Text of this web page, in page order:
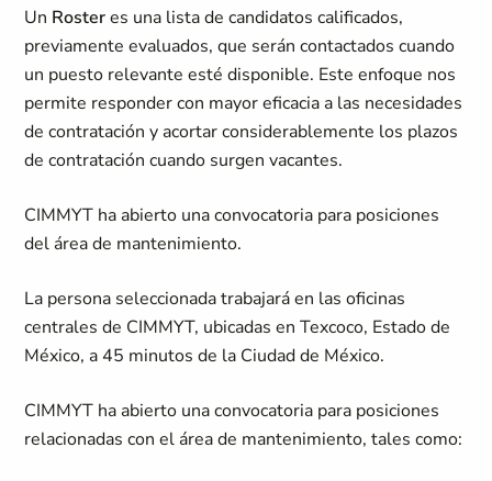
Un Rosteres una lista de candidatos calificados,
previamente evaluados, que serán contactados cuando
un puesto relevante esté disponible. Este enfoque nos
permite responder con mayor eficacia a las necesidades
de contratación y acortar considerablemente los plazos
de contratación cuando surgen vacantes.
CIMMYT ha abierto una convocatoria para posiciones
del área de mantenimiento.
La persona seleccionada trabajará en las oficinas
centrales de CIMMYT, ubicadas en Texcoco, Estado de
México, a 45 minutos de la Ciudad de México.
CIMMYT ha abierto una convocatoria para posiciones
relacionadas con el área de mantenimiento, tales como: